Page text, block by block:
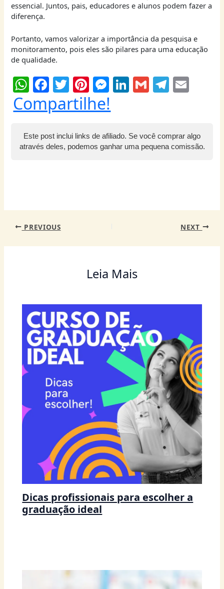
essencial. Juntos, pais, educadores e alunos podem fazer a
diferença.
Portanto, vamos valorizar a importância da pesquisa e
monitoramento, pois eles são pilares para uma educação
de qualidade.
W
h
at
s
A
F
a
c
e
b
T
w
itt
er
Pi
nt
er
e
st
M
ss
e
n
Li
e
dI
G
l
T
g
ra
l
Compartilhe!
Este post inclui links de afiliado. Se você comprar algo
através deles, podemos ganhar uma pequena comissão.
PREVIOUS NEXT
Leia Mais
Dicas profissionais para escolher a
graduação ideal